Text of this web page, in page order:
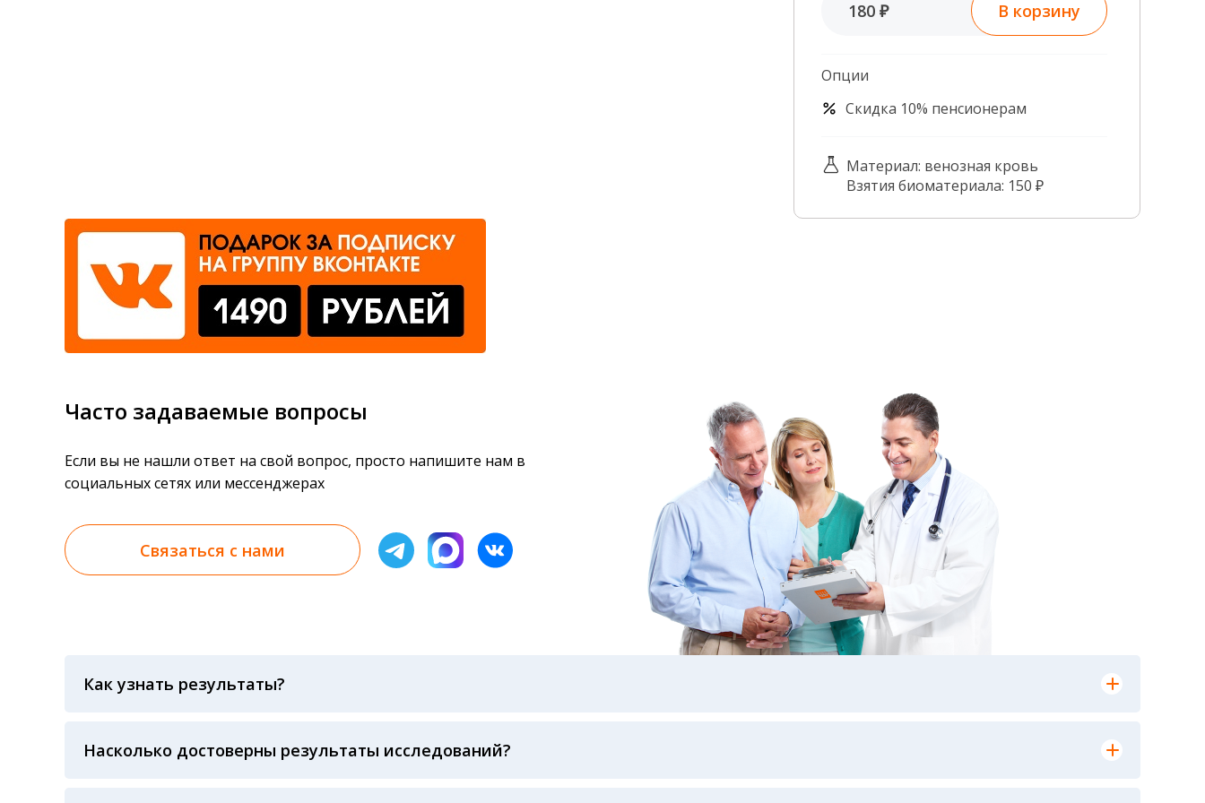
180 ₽ В корзину
Опции
Скидка 10% пенсионерам
Материал: венозная кровь
Взятия биоматериала: 150 ₽
Часто задаваемые вопросы
Если вы не нашли ответ на свой вопрос, просто напишите нам в
социальных сетях или мессенджерах
Связаться с нами
Как узнать результаты?
анализов при предъявлении паспорта или чека об оплате
Насколько достоверны результаты исследований?
Гарантия качества лабораторных тестов обеспечивается соблюдением международных стандартов выполнения лабораторных исследований и